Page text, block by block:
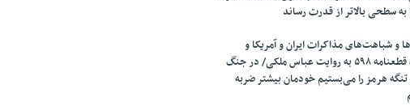
به سطحی بالاتر از قدرت رساند
و شباهت‌های مذاکرات ایران و آمریکا و
مذاکرات قطعنامه ۵۹۸ به روایت عباس ملکی/ در جنگ
تنگه هرمز را می‌بستیم خودمان بیشتر ضربه